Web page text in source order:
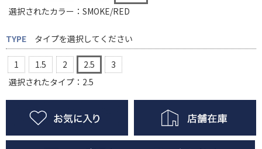
選択されたカラー：SMOKE/RED
TYPE タイプを選択してください
1 1.5 2 2.5
3
選択されたタイプ：2.5